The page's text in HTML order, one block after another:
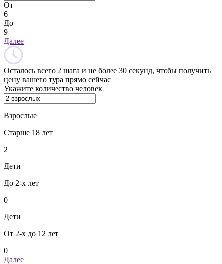
От
6
До
9
Далее
Осталось всего 2 шага и не более 30 секунд, чтобы получить
цену вашего тура прямо сейчас
Укажите количество человек
Взрослые
Старше 18 лет
2
Дети
До 2-х лет
0
Дети
От 2-х до 12 лет
0
Далее